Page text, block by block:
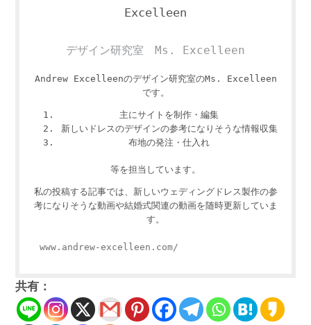
デザイン研究室 Ms. Excelleen
Andrew Excelleenのデザイン研究室のMs. Excelleen
です。
主にサイトを制作・編集
新しいドレスのデザインの参考になりそうな情報収集
布地の発注・仕入れ
等を担当しています。
私の投稿する記事では、新しいウェディングドレス製作の参
考になりそうな動画や結婚式関連の動画を随時更新していま
す。
www.andrew-excelleen.com/
共有：